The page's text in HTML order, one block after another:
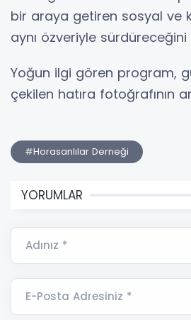
bir araya getiren sosyal ve
aynı özveriyle sürdüreceğini
Yoğun ilgi gören program,
çekilen hatıra fotoğrafının
#Horasanlılar Derneği
YORUMLAR
Adınız *
E-Posta Adresiniz *